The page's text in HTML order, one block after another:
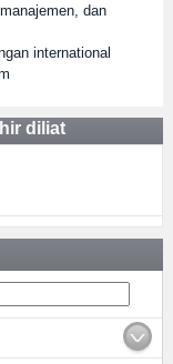
dan
international
diliat